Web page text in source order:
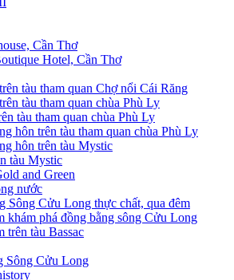
Cần Thơ
Hotel, Cần Thơ
tàu tham quan Chợ nổi Cái Răng
tàu tham quan chùa Phù Ly
tàu tham quan chùa Phù Ly
hôn trên tàu tham quan chùa Phù Ly
hôn trên tàu Mystic
tàu Mystic
and Green
nước
Sông Cửu Long thực chất, qua đêm
khám phá đồng bằng sông Cửu Long
trên tàu Bassac
Sông Cửu Long